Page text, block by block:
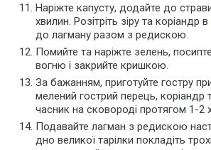
Наріжте капусту, додайте до
хвилин. Розітріть зіру та коріандр
до лагману разом з редискою.
Помийте та наріжте зелень,
вогню і закрийте кришкою.
За бажанням, приготуйте гостру
мелений гострий перець, коріандр
часник на сковороді протягом 1-2
Подавайте лагман з редискою
дно великої тарілки покладіть